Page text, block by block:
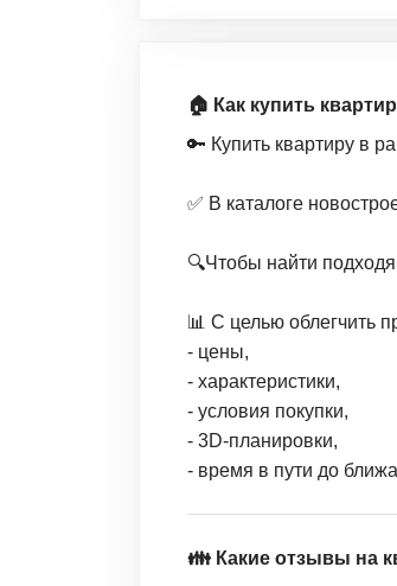
🏠 Как купить
🔑 Купить квартиру в
✅ В каталоге
🔍Чтобы найти
📊 С целью облегчить
- цены,
- характеристики,
- условия покупки,
- 3D-планировки,
- время в пути до
👪 Какие отзывы на